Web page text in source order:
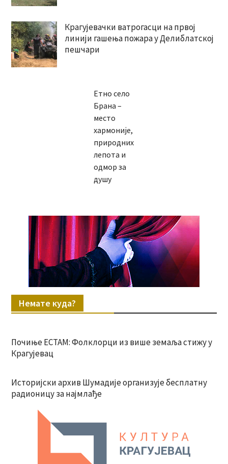
Крагујевачки ватрогасци на првој
линији гашења пожара у Делиблатској
пешчари
Етно село
Брана –
место
хармоније,
природних
лепота и
одмор за
душу
Немате куда?
Почиње ЕСТАМ: Фолклорци из више земаља стижу у
Крагујевац
Историјски архив Шумадије организује бесплатну
радионицу за најмлађе